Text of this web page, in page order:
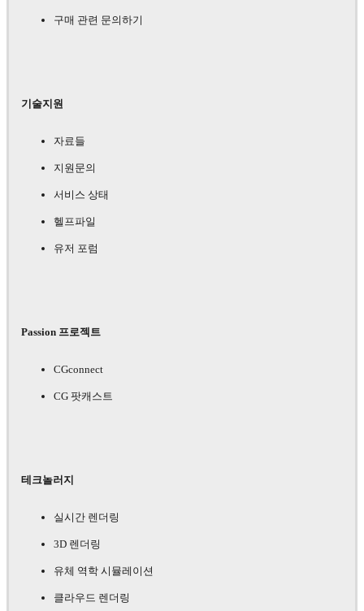
구매 관련 문의하기
기술지원
자료들
지원문의
서비스 상태
헬프파일
유저 포럼
Passion 프로젝트
CGconnect
CG 팟캐스트
테크놀러지
실시간 렌더링
3D 렌더링
유체 역학 시뮬레이션
클라우드 렌더링